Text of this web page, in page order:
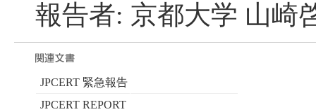
報告者: 京都大学 山崎
JPCERT 緊急報告
JPCERT REPORT